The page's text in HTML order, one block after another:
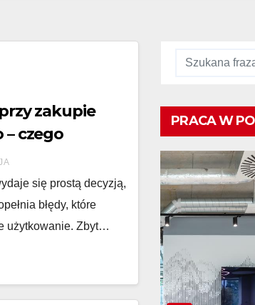
zakupie
– czego
się prostą decyzją,
błędy, które
użytkowanie. Zbyt…
PRACA W